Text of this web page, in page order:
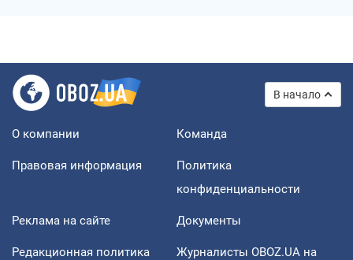
В начало
О компании Команда
Правовая информация
Политика
конфиденциальности
Реклама на сайте Документы
Редакционная политика
Журналисты OBOZ.UA на